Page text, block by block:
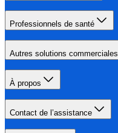
Professionnels de santé
Autres solutions commerciales
À propos
Contact de l’assistance